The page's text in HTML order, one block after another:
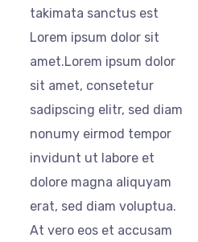
takimata sanctus est
Lorem ipsum dolor sit
amet.Lorem ipsum dolor
sit amet, consetetur
sadipscing elitr, sed diam
nonumy eirmod tempor
invidunt ut labore et
dolore magna aliquyam
erat, sed diam voluptua.
At vero eos et accusam